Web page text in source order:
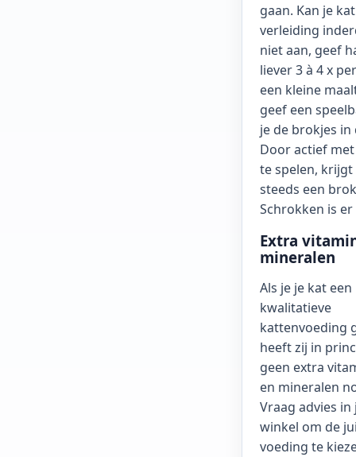
gaan. Kan je
verleiding
niet aan, geef
liever 3 à 4 x
een kleine
geef een
je de brokjes in
Door actief
te spelen, krijgt
steeds een
Schrokken is
Extra
mineralen
Als je je kat een
kwalitatieve
kattenvoeding
heeft zij in
geen extra
en mineralen
Vraag advies in
winkel om de
voeding te